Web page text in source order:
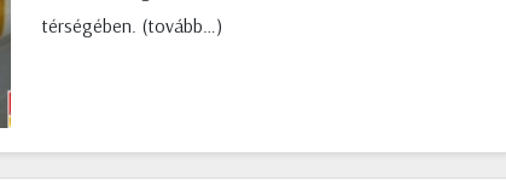
térségében. (tovább…)